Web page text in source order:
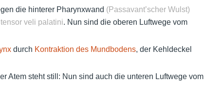
die hinterer Pharynxwand (Passavant’scher Wulst)
veli palatini. Nun sind die oberen Luftwege vom
durch Kontraktion des Mundbodens, der Kehldeckel
Atem steht still: Nun sind auch die unteren Luftwege vom